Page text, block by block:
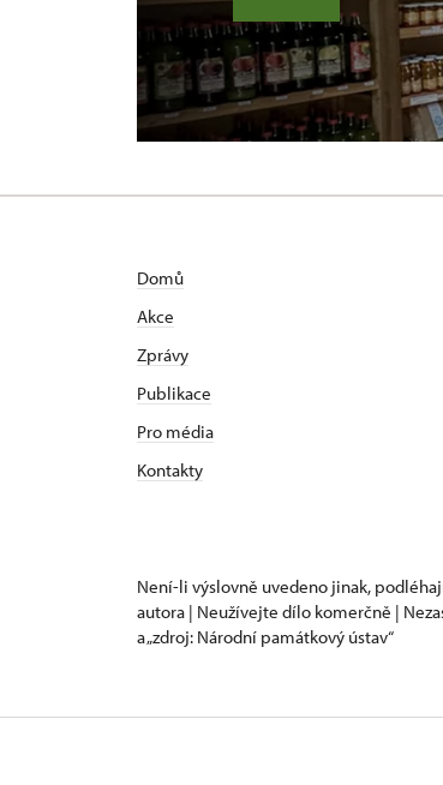
Domů
Akce
Zprávy
Publikace
Pro média
Kontakty
Není-li výslovně uvedeno jinak,
autora | Neužívejte dílo komerčně |
a „zdroj: Národní památkový ústav“